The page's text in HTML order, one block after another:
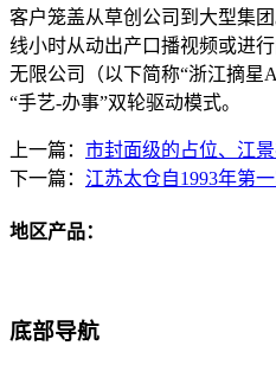
客户笼盖从草创公司到大型集
线小时从动出产口播视频或进
无限公司（以下简称“浙江摘星
“手艺-办事”双轮驱动模式。
上一篇： 市封面级的占位、江
下一篇： 江苏太仓自1993年第
地区产品：
底部导航